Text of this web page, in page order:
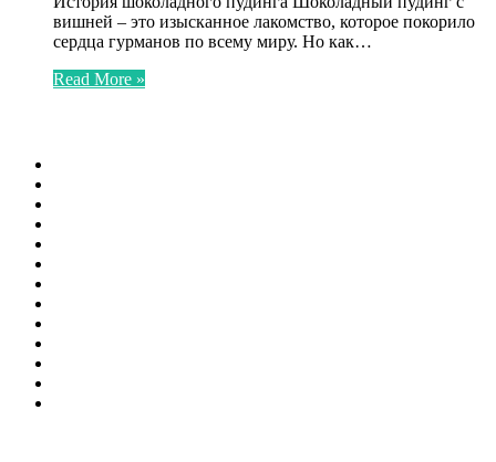
вишней – это изысканное лакомство, которое покорило
сердца гурманов по всему миру. Но как…
Read More »